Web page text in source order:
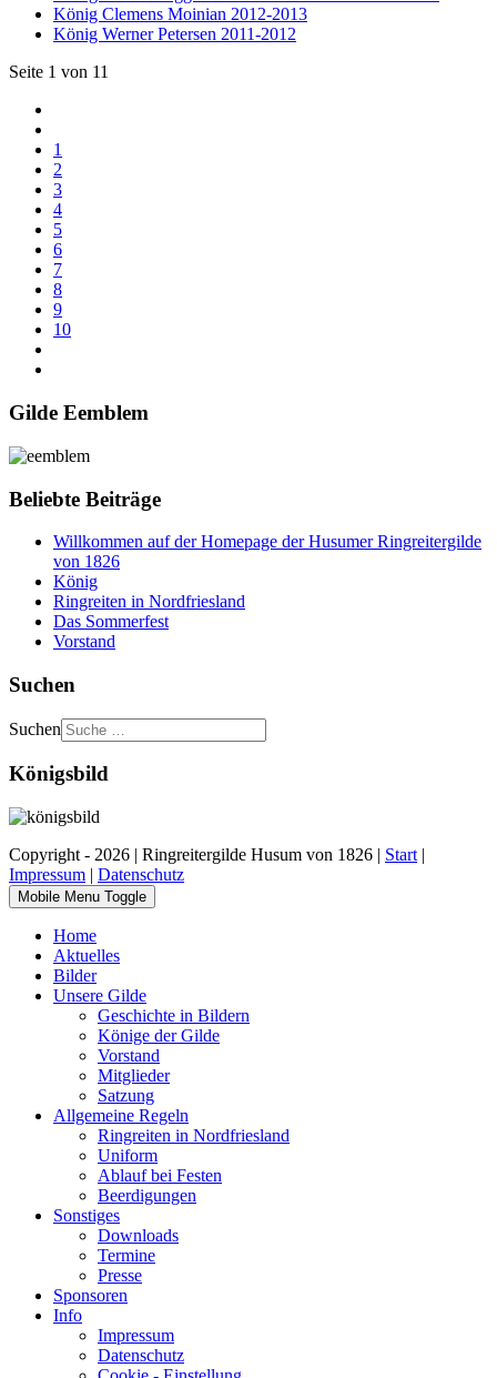
König Clemens Moinian 2012-2013
König Werner Petersen 2011-2012
Seite 1 von 11
1
2
3
4
5
6
7
8
9
10
Gilde Eemblem
Beliebte Beiträge
Willkommen auf der Homepage der Husumer Ringreitergilde
von 1826
König
Ringreiten in Nordfriesland
Das Sommerfest
Vorstand
Suchen
Suchen
Königsbild
Copyright - 2026 | Ringreitergilde Husum von 1826 | Start |
Impressum | Datenschutz
Mobile Menu Toggle
Home
Aktuelles
Bilder
Unsere Gilde
Geschichte in Bildern
Könige der Gilde
Vorstand
Mitglieder
Satzung
Allgemeine Regeln
Ringreiten in Nordfriesland
Uniform
Ablauf bei Festen
Beerdigungen
Sonstiges
Downloads
Termine
Presse
Sponsoren
Info
Impressum
Datenschutz